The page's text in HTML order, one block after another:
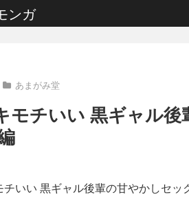
ンガ
あまがみ堂
モチいい 黒ギャル後
チいい 黒ギャル後輩の甘やかしセッ